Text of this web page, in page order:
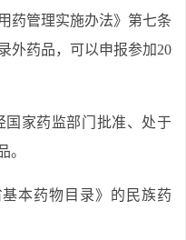
药管理实施办法》 第七条
外药品，可以申报参加20
国家药监部门批准、处于
。
本药物目录》的民族药